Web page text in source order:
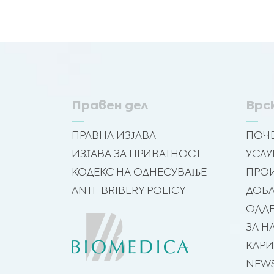
Правен дел
ПРАВНА ИЗЈАВА
ИЗЈАВА ЗА ПРИВАТНОСТ
КОДЕКС НА ОДНЕСУВАЊЕ
ANTI-BRIBERY POLICY
ЗА